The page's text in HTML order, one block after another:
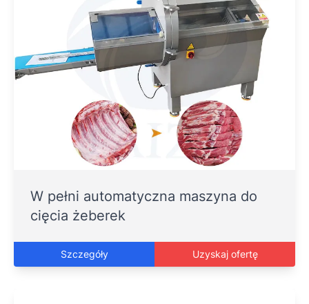
W pełni automatyczna maszyna do
cięcia żeberek
Szczegóły Uzyskaj ofertę